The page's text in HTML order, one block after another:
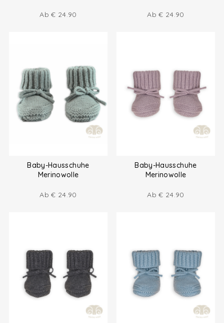
Ab€ 24.90 Ab€ 24.90
Baby-Hausschuhe
Merinowolle
Ab€ 24.90
Baby-Hausschuhe
Merinowolle
Ab€ 24.90